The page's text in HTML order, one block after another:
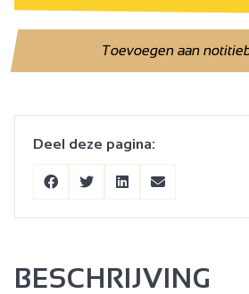
Toevoegen aan
Deel deze pagina:
BESCHRIJVING